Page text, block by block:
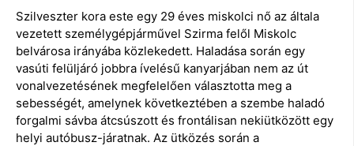
Szilveszter kora este egy 29 éves miskolci nő az általa
vezetett személygépjárművel Szirma felől Miskolc
belvárosa irányába közlekedett. Haladása során egy
vasúti felüljáró jobbra ívelésű kanyarjában nem az út
vonalvezetésének megfelelően választotta meg a
sebességét, amelynek következtében a szembe haladó
forgalmi sávba átcsúszott és frontálisan nekiütközött egy
helyi autóbusz-járatnak. Az ütközés során a